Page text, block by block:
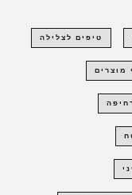
טיפים לצלילה
מוצרים